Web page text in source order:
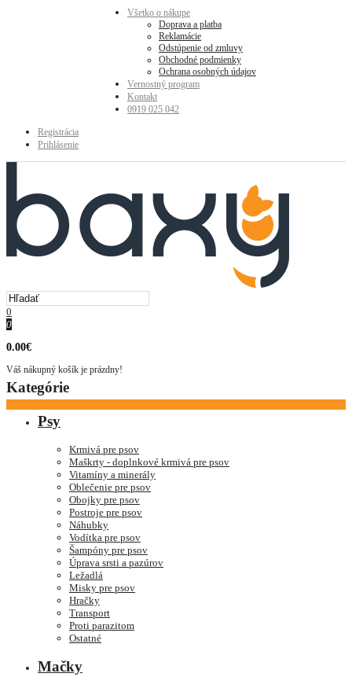
Všetko o nákupe
Doprava a platba
Reklamácie
Odstúpenie od zmluvy
Obchodné podmienky
Ochrana osobných údajov
Vernostný program
Kontakt
0919 025 042
Registrácia
Prihlásenie
0
0
0.00€
Váš nákupný košík je prázdny!
Kategórie
Psy
Krmivá pre psov
Maškrty - doplnkové krmivá pre psov
Vitamíny a minerály
Oblečenie pre psov
Obojky pre psov
Postroje pre psov
Náhubky
Vodítka pre psov
Šampóny pre psov
Úprava srsti a pazúrov
Ležadlá
Misky pre psov
Hračky
Transport
Proti parazitom
Ostatné
Mačky